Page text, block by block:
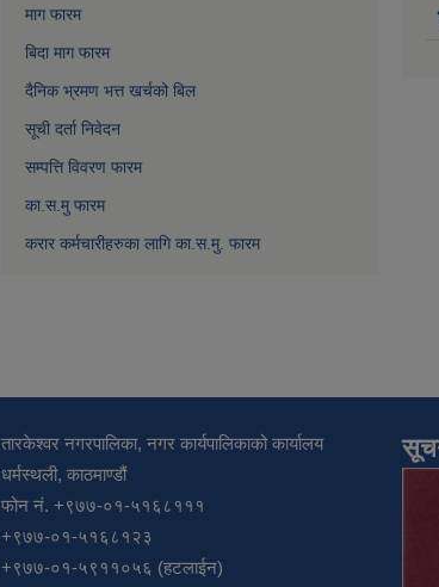
माग फारम
बिदा माग फारम
दैनिक भ्रमण भत्त खर्चको बिल
सूची दर्ता निवेदन
सम्पत्ति विवरण फारम
का.स.मु फारम
करार कर्मचारीहरुका लागि का.स.मु. फारम
तारकेश्वर नगरपालिका, नगर कार्यपालिकाको कार्यालय
धर्मस्थली, काठमाण्डौं
फोन नं. +९७७-०१-५१६८१११
+९७७-०१-५१६८१२३
+९७७-०१-५९११०५६ (हटलाईन)